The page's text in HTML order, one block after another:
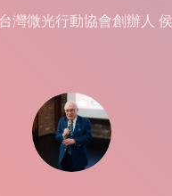
灣微光行動協會創辦人